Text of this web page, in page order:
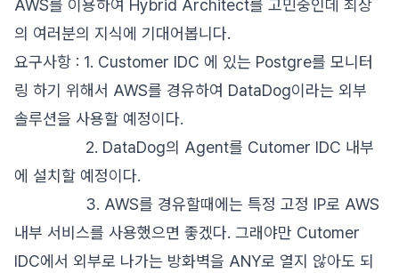
AWS를 이용하여 Hybrid Architect를 고민중인데 최상
의 여러분의 지식에 기대어봅니다.
요구사항 : 1. Customer IDC 에 있는 Postgre를 모니터
링 하기 위해서 AWS를 경유하여 DataDog이라는 외부
솔루션을 사용할 예정이다.
2. DataDog의 Agent를 Cutomer IDC 내부
에 설치할 예정이다.
3. AWS를 경유할때에는 특정 고정 IP로 AWS
내부 서비스를 사용했으면 좋겠다. 그래야만 Cutomer
IDC에서 외부로 나가는 방화벽을 ANY로 열지 않아도 되